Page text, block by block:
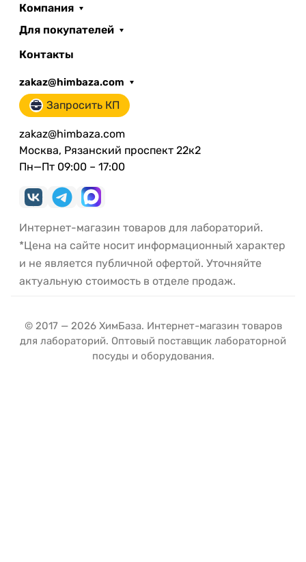
Компания
Для покупателей
Контакты
zakaz@himbaza.com
Запросить КП
zakaz@himbaza.com
Москва, Рязанский проспект 22к2
Пн—Пт 09:00 – 17:00
Интернет-магазин товаров для лабораторий.
*Цена на сайте носит информационный характер
и не является публичной офертой. Уточняйте
актуальную стоимость в отделе продаж.
© 2017 — 2026 ХимБаза. Интернет-магазин товаров
для лабораторий. Оптовый поставщик лабораторной
посуды и оборудования.